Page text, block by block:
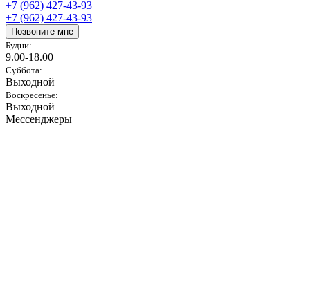
+7 (962) 427-43-93
+7 (962) 427-43-93
Позвоните мне
Будни:
9.00-18.00
Суббота:
Выходной
Воскресенье:
Выходной
Мессенджеры